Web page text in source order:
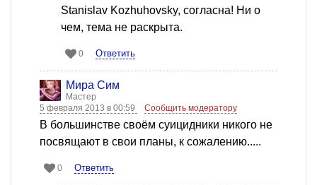
Stanislav Kozhuhovsky, согласна! Ни о
чем, тема не раскрыта.
0 Ответить
Мира Сим
Мастер
5 февраля 2013 в 00:59
Сообщить модератору
В большинстве своём суицидники никого не
посвящают в свои планы, к сожалению.....
0 Ответить